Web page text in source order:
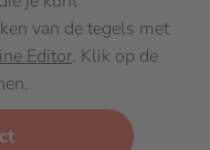
van de tegels met
Editor. Klik op de